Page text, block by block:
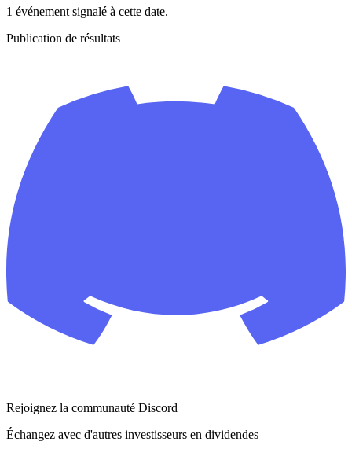
1 événement signalé à cette date.
Publication de résultats
Rejoignez la communauté Discord
Échangez avec d'autres investisseurs en dividendes